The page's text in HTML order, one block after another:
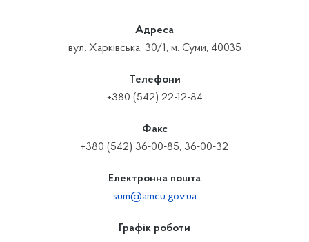
Адреса
вул. Харківська, 30/1, м. Суми, 40035
Телефони
+380 (542) 22-12-84
Факс
+380 (542) 36-00-85, 36-00-32
Електронна пошта
sum@amcu.gov.ua
Графік роботи